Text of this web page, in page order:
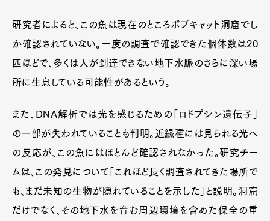
研究者によると、この魚は現在のところボブキャット洞窟でし
か確認されていない。一度の調査で確認できた個体数は20
匹ほどで、多くは人が到達できない地下水脈のさらに深い場
所に生息している可能性があるという。
また、DNA解析では光を感じるための「ロドプシン遺伝子」
の一部が失われていることも判明。近縁種には見られる光へ
の反応が、この魚にはほとんど確認されなかった。研究チー
ムは、この発見について「これほど長く調査されてきた場所で
も、まだ未知の生物が隠れていることを示した」と説明。洞窟
だけでなく、その地下水を育む周辺環境を含めた保全の重